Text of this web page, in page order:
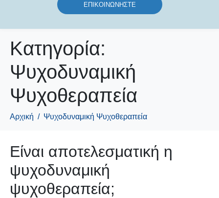
ΕΠΙΚΟΙΝΩΝΉΣΤΕ
Κατηγορία:
Ψυχοδυναμική
Ψυχοθεραπεία
Αρχική Ψυχοδυναμική Ψυχοθεραπεία
Είναι αποτελεσματική η
ψυχοδυναμική
ψυχοθεραπεία;